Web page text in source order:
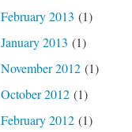
February 2013 (1)
January 2013 (1)
November 2012(1)
October 2012(1)
February 2012(1)